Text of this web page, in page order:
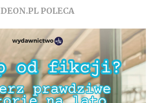
DEON.PL POLECA